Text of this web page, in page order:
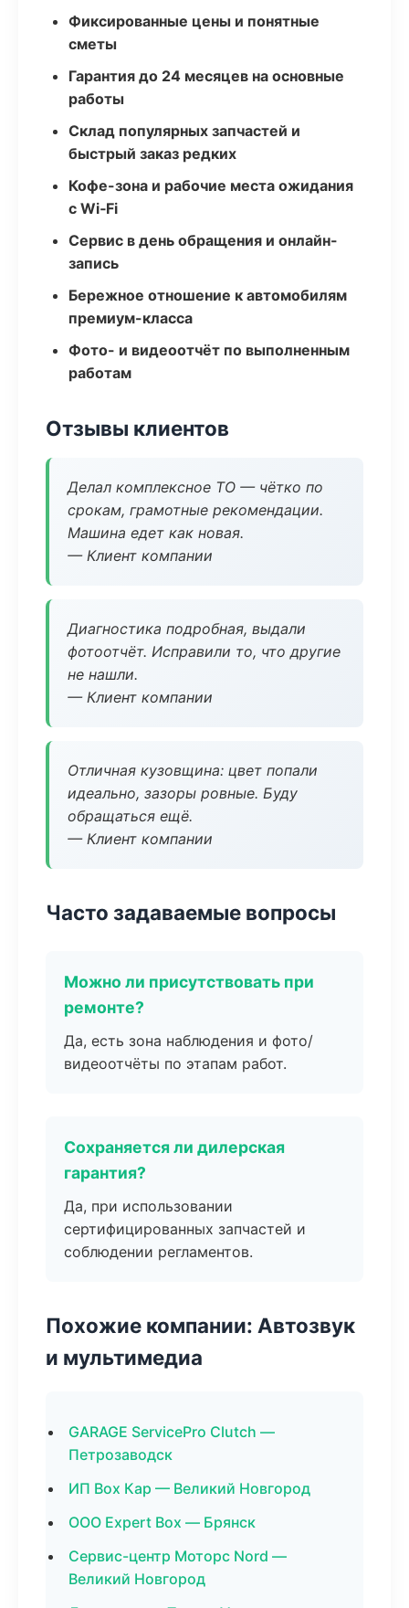
Фиксированные цены и понятные
сметы
Гарантия до 24 месяцев на основные
работы
Склад популярных запчастей и
быстрый заказ редких
Кофе-зона и рабочие места ожидания
с Wi‑Fi
Сервис в день обращения и онлайн-
запись
Бережное отношение к автомобилям
премиум-класса
Фото- и видеоотчёт по выполненным
работам
Отзывы клиентов
Делал комплексное ТО — чётко по
срокам, грамотные рекомендации.
Машина едет как новая.
— Клиент компании
Диагностика подробная, выдали
фотоотчёт. Исправили то, что другие
не нашли.
— Клиент компании
Отличная кузовщина: цвет попали
идеально, зазоры ровные. Буду
обращаться ещё.
— Клиент компании
Часто задаваемые вопросы
Можно ли присутствовать при
ремонте?
Да, есть зона наблюдения и фото/
видеоотчёты по этапам работ.
Сохраняется ли дилерская
гарантия?
Да, при использовании
сертифицированных запчастей и
соблюдении регламентов.
Похожие компании: Автозвук
и мультимедиа
GARAGE ServicePro Clutch —
Петрозаводск
ИП Box Кар — Великий Новгород
ООО Expert Box — Брянск
Сервис-центр Моторс Nord —
Великий Новгород